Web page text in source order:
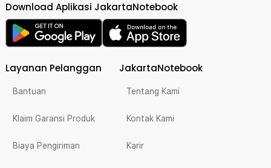
Download Aplikasi JakartaNotebook
Layanan Pelanggan
Bantuan
Klaim Garansi Produk
Biaya Pengiriman
JakartaNotebook
Tentang Kami
Kontak Kami
Karir